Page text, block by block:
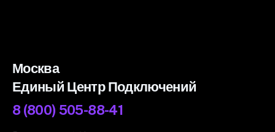
Москва
Единый Центр Подключений
8 (800) 505-88-41